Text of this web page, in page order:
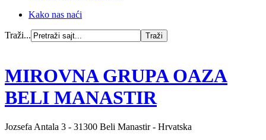
Kako nas naći
Traži...
MIROVNA GRUPA OAZA
BELI MANASTIR
Jozsefa Antala 3 - 31300 Beli Manastir - Hrvatska